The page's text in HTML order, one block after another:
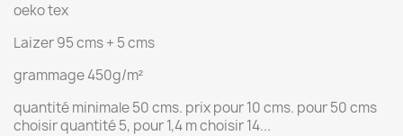
oeko tex
Laizer 95 cms + 5 cms
grammage 450g/m²
quantité minimale 50 cms. prix pour 10 cms. pour 50 cms
choisir quantité 5, pour 1,4 m choisir 14...